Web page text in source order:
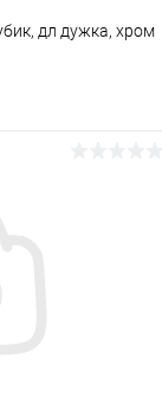
дл дужка, хром